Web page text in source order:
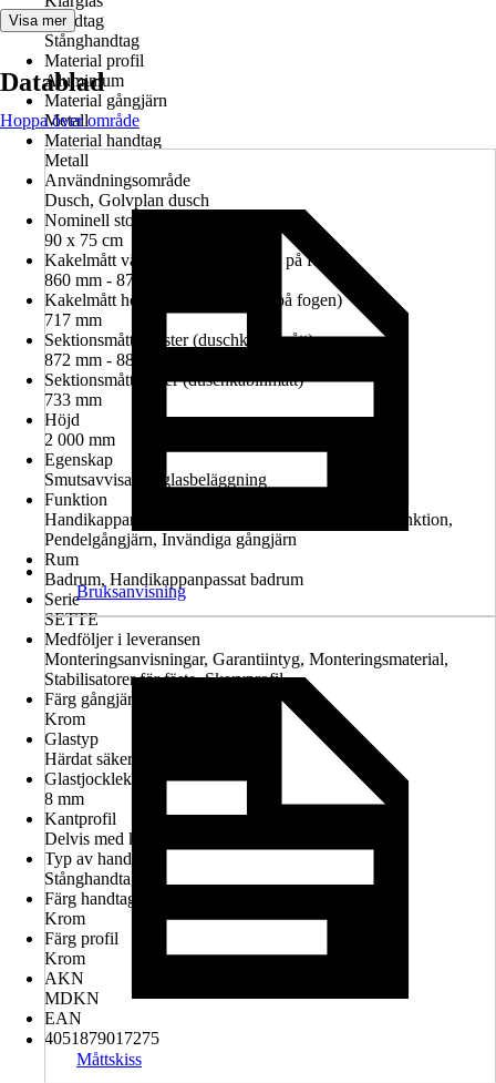
Handtag
Stånghandtag
Material profil
Aluminium
Material gångjärn
Metall
Material handtag
Metall
Användningsområde
Dusch, Golvplan dusch
Nominell storlek i cm
90 x 75 cm
Kakelmått vänster (glasrutans mitt på fogen)
860 mm - 874 mm
Kakelmått höger (glasrutans mitt på fogen)
717 mm
Sektionsmått vänster (duschkabinmått)
872 mm - 886 mm
Sektionsmått höger (duschkabinmått)
733 mm
Höjd
2 000 mm
Egenskap
Smutsavvisande glasbeläggning
Funktion
Handikappanpassad montering möjlig, Lyft-sänk-funktion,
Pendelgångjärn, Invändiga gångjärn
Rum
Badrum, Handikappanpassat badrum
Serie
SETTE
Medföljer i leveransen
Monteringsanvisningar, Garantiintyg, Monteringsmaterial,
Stabilisatorer för fäste, Skarvprofil
Färg gångjärn
Krom
Glastyp
Härdat säkerhetsglas
Glastjocklek
8 mm
Kantprofil
Delvis med kantprofil
Typ av handtag
Stånghandtag
Färg handtag
Krom
Färg profil
Krom
AKN
MDKN
EAN
4051879017275
Visa mer
Datablad
Hoppa över område
Bruksanvisning
Måttskiss